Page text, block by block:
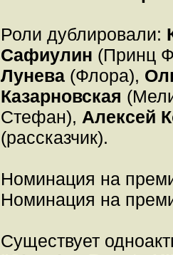
Роли дублировали:
Сафиулин (Принц
Лунева (Флора),
Казарновская
Стефан), Алексей
(рассказчик).
Номинация на
Номинация на
Существует